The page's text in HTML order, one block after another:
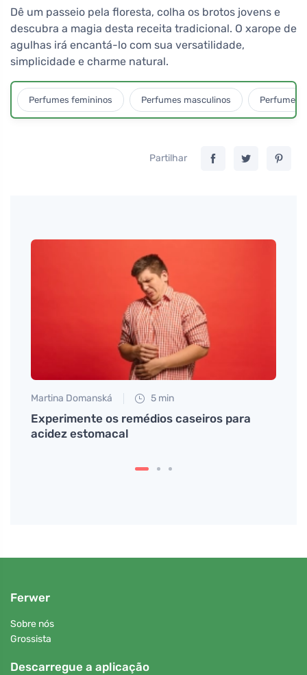
Dê um passeio pela floresta, colha os brotos jovens e
descubra a magia desta receita tradicional. O xarope de
agulhas irá encantá-lo com sua versatilidade,
simplicidade e charme natural.
Perfumes femininos Perfumes masculinos Perfumes
Partilhar
Martina Domanská 5 min
Experimente os remédios caseiros para
acidez estomacal
Ferwer
Sobre nós
Grossista
Descarregue a aplicação